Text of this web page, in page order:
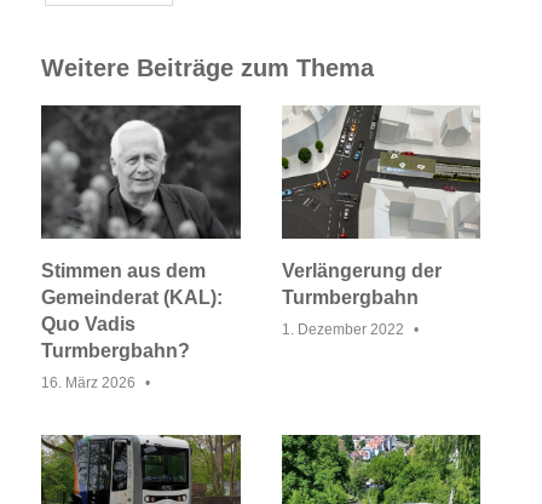
Weitere Beiträge zum Thema
Stimmen aus dem
Gemeinderat (KAL):
Quo Vadis
Turmbergbahn?
16. März 2026
Verlängerung der
Turmbergbahn
1. Dezember 2022